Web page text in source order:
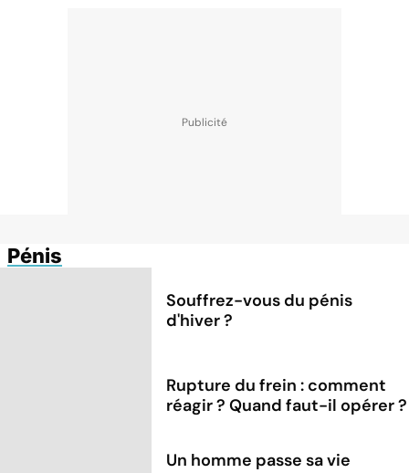
Pénis
Souffrez-vous du pénis
d'hiver ?
Rupture du frein : comment
réagir ? Quand faut-il opérer ?
Un homme passe sa vie